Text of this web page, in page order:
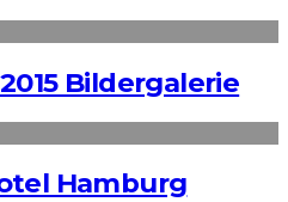
Bildergalerie
Hamburg